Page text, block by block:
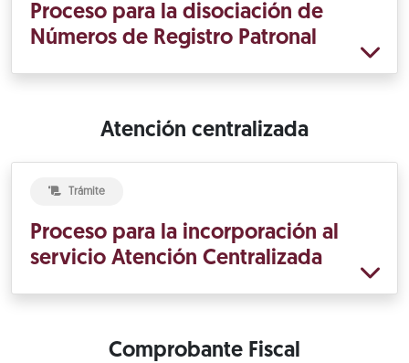
Proceso para la disociación de
Números de Registro Patronal
Atención centralizada
Trámite
Proceso para la incorporación al
servicio Atención Centralizada
Comprobante Fiscal